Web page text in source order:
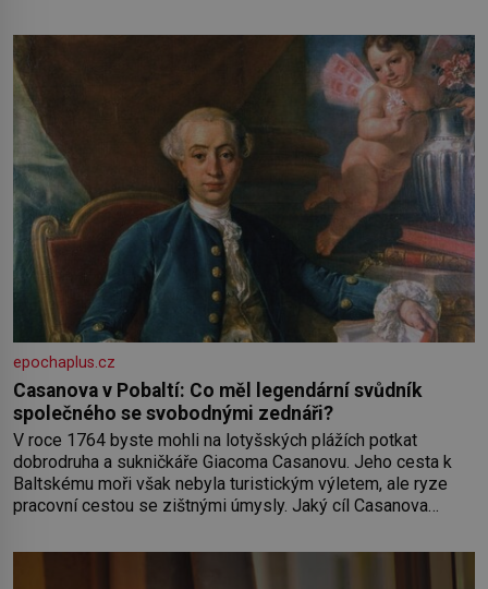
práce a hlavně klid. Hned po studiích jsem odešla z rodného
epochaplus.cz
Casanova v Pobaltí: Co měl legendární svůdník
společného se svobodnými zednáři?
V roce 1764 byste mohli na lotyšských plážích potkat
dobrodruha a sukničkáře Giacoma Casanovu. Jeho cesta k
Baltskému moři však nebyla turistickým výletem, ale ryze
pracovní cestou se zištnými úmysly. Jaký cíl Casanova
Rigy? Casanova v Pobaltí kontaktoval tamní zednářské lóže.
Nebyl v této oblasti žádným nováčkem, protože do